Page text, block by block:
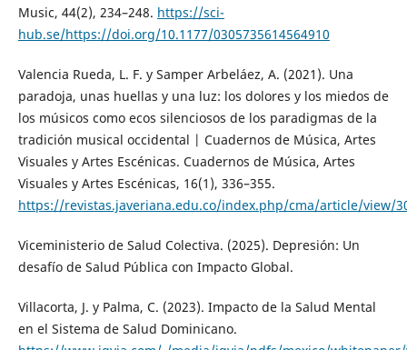
Music, 44(2), 234–248. https://sci-
hub.se/https://doi.org/10.1177/0305735614564910
Valencia Rueda, L. F. y Samper Arbeláez, A. (2021). Una
paradoja, unas huellas y una luz: los dolores y los miedos de
los músicos como ecos silenciosos de los paradigmas de la
tradición musical occidental | Cuadernos de Música, Artes
Visuales y Artes Escénicas. Cuadernos de Música, Artes
Visuales y Artes Escénicas, 16(1), 336–355.
https://revistas.javeriana.edu.co/index.php/cma/article/view/
Viceministerio de Salud Colectiva. (2025). Depresión: Un
desafío de Salud Pública con Impacto Global.
Villacorta, J. y Palma, C. (2023). Impacto de la Salud Mental
en el Sistema de Salud Dominicano.